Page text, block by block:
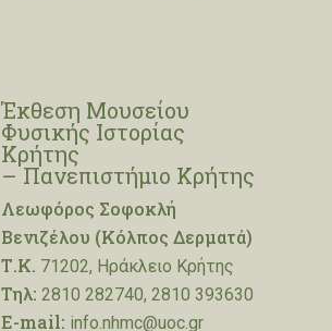
Έκθεση Μουσείου
Φυσικής Ιστορίας
Κρήτης
– Πανεπιστήμιο Κρήτης
Λεωφόρος Σοφοκλή
Βενιζέλου (Κόλπος Δερματά)
Τ.Κ. 71202, Ηράκλειο Κρήτης
Τηλ: 2810 282740, 2810 393630
E-mail: info.nhmc@uoc.gr